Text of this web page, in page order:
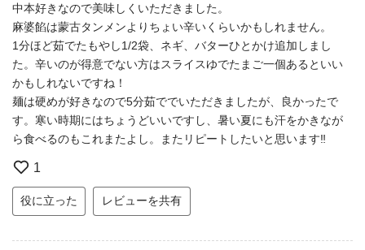
中本好きなので美味しくいただきました。
麻婆餡は蒙古タンメンよりちょい辛いくらいかもしれません。
1分ほど茹でたもやし1/2袋、ネギ、バターひとかけ追加しまし
た。辛いのが得意でない方はスライスゆでたまご一個あるといい
かもしれないですね！
麺は硬めが好きなので5分茹ででいただきましたが、良かったで
す。寒い時期にはちょうどいいですし、暑い夏にも汗をかきなが
ら食べるのもこれまたよし。またリピートしたいと思います‼︎
1
役に立った レビューを共有